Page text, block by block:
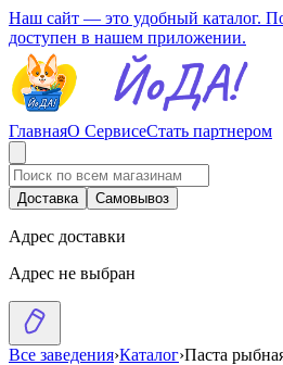
Наш сайт — это удобный каталог.
доступен в нашем приложении.
ГлавнаяО СервисеСтать партнером
Доставка Самовывоз
Адрес доставки
Адрес не выбран
Все заведения›Каталог›Паста